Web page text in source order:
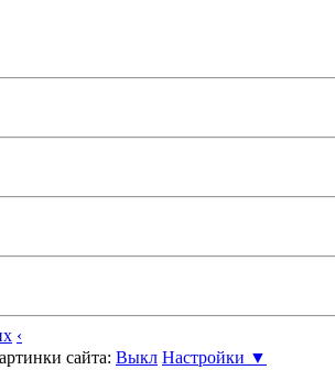
‹
сайта: Выкл Настройки ▼